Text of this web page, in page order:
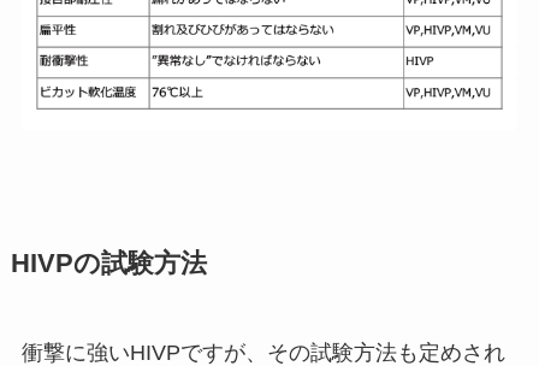
HIVPの試験方法
衝撃に強いHIVPですが、その試験方法も定めされ